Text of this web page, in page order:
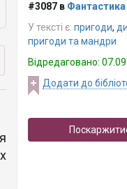
#3087 в Фантастика
У тексті є: пригоди,
пригоди та мандри
Відредаговано:
Додати до